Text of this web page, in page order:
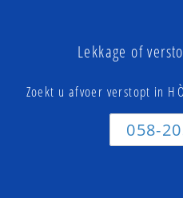
Lekkage of
Zoekt u afvoer verstopt in
058-